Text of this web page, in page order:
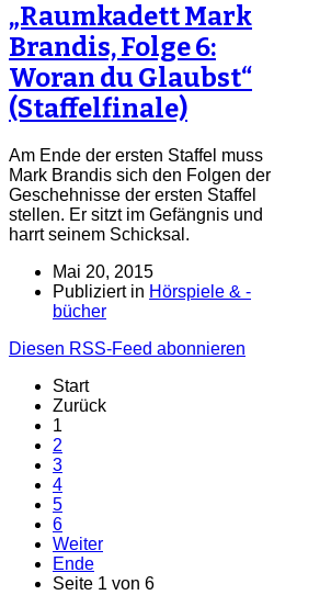
„Raumkadett Mark
Brandis, Folge 6:
Woran du Glaubst“
(Staffelfinale)
Am Ende der ersten Staffel muss
Mark Brandis sich den Folgen der
Geschehnisse der ersten Staffel
stellen. Er sitzt im Gefängnis und
harrt seinem Schicksal.
Mai 20, 2015
Publiziert in Hörspiele & -
bücher
Diesen RSS-Feed abonnieren
Start
Zurück
1
2
3
4
5
6
Weiter
Ende
Seite 1 von 6